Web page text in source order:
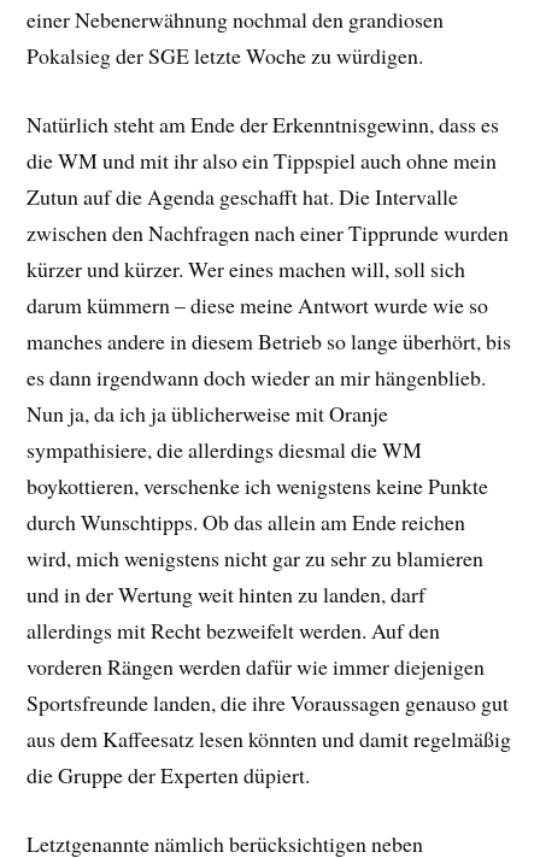
einer Nebenerwähnung nochmal den grandiosen
Pokalsieg der SGE letzte Woche zu würdigen.
Natürlich steht am Ende der Erkenntnisgewinn, dass es
die WM und mit ihr also ein Tippspiel auch ohne mein
Zutun auf die Agenda geschafft hat. Die Intervalle
zwischen den Nachfragen nach einer Tipprunde wurden
kürzer und kürzer. Wer eines machen will, soll sich
darum kümmern – diese meine Antwort wurde wie so
manches andere in diesem Betrieb so lange überhört, bis
es dann irgendwann doch wieder an mir hängenblieb.
Nun ja, da ich ja üblicherweise mit Oranje
sympathisiere, die allerdings diesmal die WM
boykottieren, verschenke ich wenigstens keine Punkte
durch Wunschtipps. Ob das allein am Ende reichen
wird, mich wenigstens nicht gar zu sehr zu blamieren
und in der Wertung weit hinten zu landen, darf
allerdings mit Recht bezweifelt werden. Auf den
vorderen Rängen werden dafür wie immer diejenigen
Sportsfreunde landen, die ihre Voraussagen genauso gut
aus dem Kaffeesatz lesen könnten und damit regelmäßig
die Gruppe der Experten düpiert.
Letztgenannte nämlich berücksichtigen neben